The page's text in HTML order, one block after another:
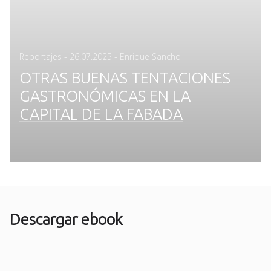
Reportajes - Posted
26.07.2025 - Enrique Sancho
OTRAS BUENAS TENTACIONES
GASTRONÓMICAS EN LA
CAPITAL DE LA FABADA
Descargar ebook